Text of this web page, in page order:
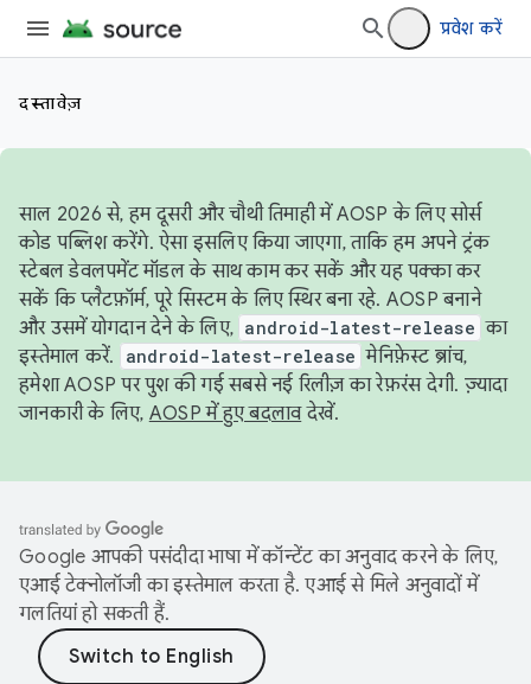
प्रवेश करें
दस्तावेज़
साल 2026 से, हम दूसरी और चौथी तिमाही में AOSP के लिए सोर्स
कोड पब्लिश करेंगे. ऐसा इसलिए किया जाएगा, ताकि हम अपने ट्रंक
स्टेबल डेवलपमेंट मॉडल के साथ काम कर सकें और यह पक्का कर
सकें कि प्लैटफ़ॉर्म, पूरे सिस्टम के लिए स्थिर बना रहे. AOSP बनाने
और उसमें योगदान देने के लिए, android-latest-release का
इस्तेमाल करें.
android-latest-release मेनिफ़ेस्ट ब्रांच,
हमेशा AOSP पर पुश की गई सबसे नई रिलीज़ का रेफ़रंस देगी. ज़्यादा
जानकारी के लिए, AOSP में हुए बदलावदेखें.
Google आपकी पसंदीदा भाषा में कॉन्टेंट का अनुवाद करने के लिए,
एआई टेक्नोलॉजी का इस्तेमाल करता है. एआई से मिले अनुवादों में
गलतियां हो सकती हैं.